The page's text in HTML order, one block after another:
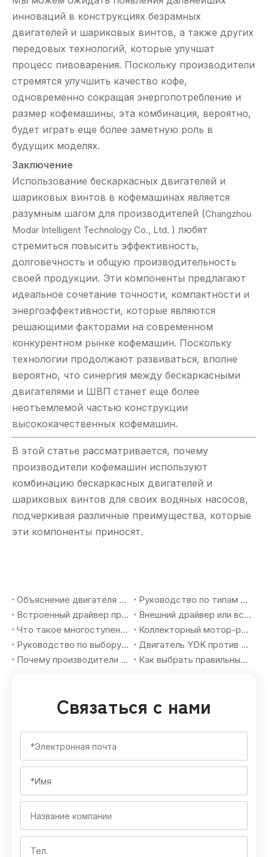
инноваций в конструкциях безрамных
двигателей и шариковых винтов, а также других
передовых технологий, которые улучшат
процесс пивоварения. Поскольку производители
стремятся улучшить качество кофе,
одновременно сокращая энергопотребление и
размер кофемашины, эта комбинация, вероятно,
будет играть еще более заметную роль в
будущих моделях.
Заключение
Использование бескаркасных двигателей и
шариковых винтов в кофемашинах является
разумным шагом для производителей (Changzhou
Modar Intelligent Technology Co., Ltd. ) любят
стремиться повысить эффективность,
долговечность и общую производительность
своей продукции. Эти компоненты предлагают
идеальное сочетание точности, компактности и
энергоэффективности, которые являются
решающими факторами на современном
конкурентном рынке кофемашин. Поскольку
технологии продолжают развиваться, вполне
вероятно, что синергия между бескаркасными
двигателями и ШВП станет еще более
неотъемлемой частью конструкции
высококачественных кофемашин.
В этой статье рассматривается, почему
производители кофемашин используют
комбинацию бескаркасных двигателей и
шариковых винтов для своих водяных насосов,
подчеркивая различные преимущества, которые
эти компоненты приносят.
Объяснение двигателя YSK: полное руководство по двухвальным фанкойлам переменного тока для систем отопления, вентиляции и кондиционирования воздуха
Руководство по типам коробок передач для мотор-редукторов: планетарные, червячные, цилиндрические и как OEM-покупатели выбирают правильное решение
Встроенный драйвер против внешнего драйвера BLDC-двигателя: плюсы, минусы и руководство по в�бору для OEM-покупателей
Внешний драйвер или встроенный драйвер BLDC-двигатель: как OEM-покупатели выбирают правильное решение для бесщеточного двигателя
Что такое многоступенчатый планетарный мотор-редуктор? Практическое руководство для OEM-покупателей
Коллекторный мотор-редуктор постоянного тока или бесщеточный мотор-редуктор постоянного тока: как OEM-покупатели выбирают правильное решение для движения
Руководство по выбору бесщеточного мотор-редуктора для OEM-проектов автоматизации: как согласовать крутящий момент, скорость, передаточное число и требования применения
Двигатель YDK против двигателя YSK для кондиционеров: ключевые различия для OEM-покупателей
Почему производители кондиционеров должны адаптировать вентиляторные двигатели YDK и YSK для рынков с жарким климатом в 2026 году
Как выбрать правильный вентиляторный двигатель HVAC для OEM-приложений в 2026 году
Связаться с нами